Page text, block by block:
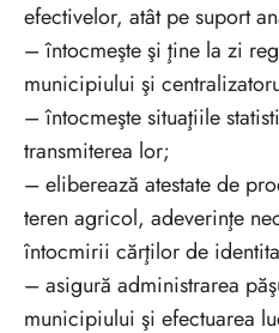
efectivelor, atât pe suport
– întocmeşte şi ţine la zi
municipiului şi
– întocmeşte situaţiile
transmiterea lor;
– eliberează atestate de
teren agricol, adeverinţe
întocmirii cărţilor de
– asigură administrarea
municipiului şi efectuarea